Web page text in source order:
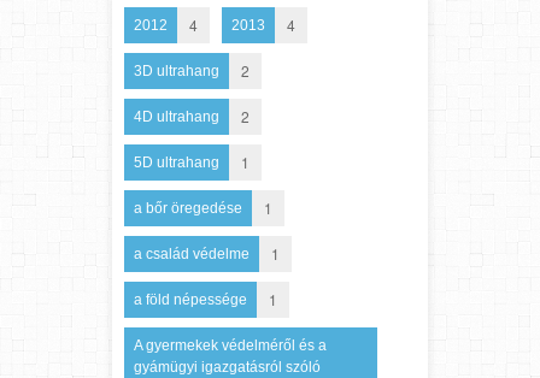
2012 4 2013 4
3D ultrahang 2
4D ultrahang 2
5D ultrahang 1
a bőr öregedése 1
a család védelme 1
a föld népessége 1
A gyermekek védelméről és a
gyámügyi igazgatásról szóló